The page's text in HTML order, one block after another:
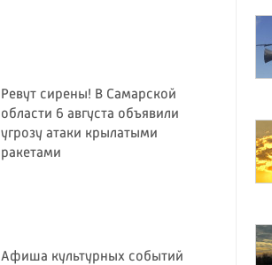
Ревут сирены! В Самарской
области 6 августа объявили
угрозу атаки крылатыми
ракетами
Афиша культурных событий